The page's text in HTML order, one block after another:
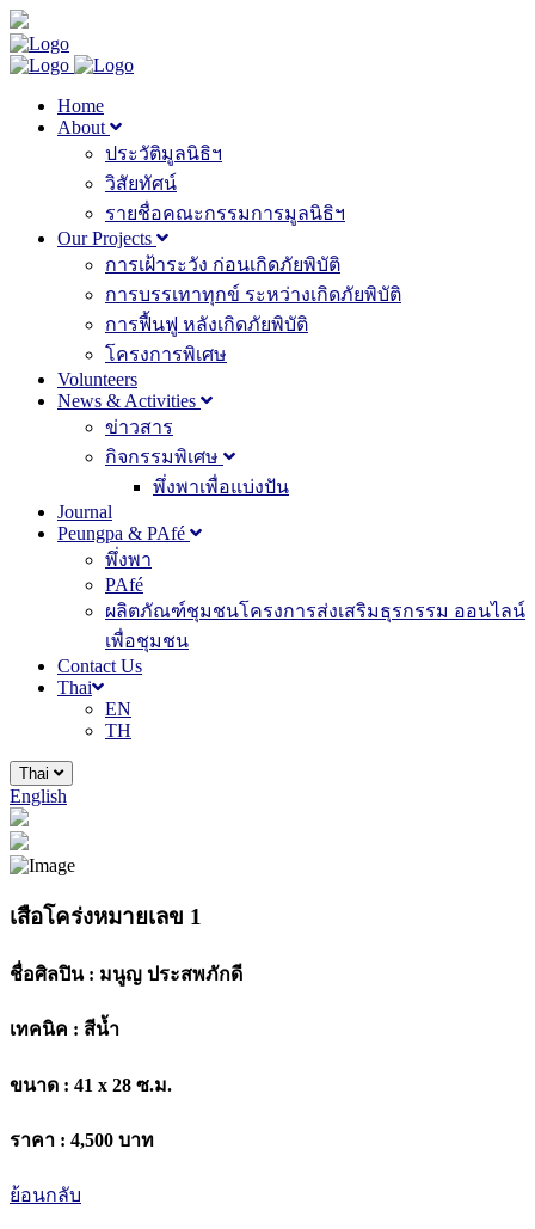
Home
About
ประวัติมูลนิธิฯ
วิสัยทัศน์
รายชื่อคณะกรรมการมูลนิธิฯ
Our Projects
การเฝ้าระวัง ก่อนเกิดภัยพิบัติ
การบรรเทาทุกข์ ระหว่างเกิดภัยพิบัติ
การฟื้นฟู หลังเกิดภัยพิบัติ
โครงการพิเศษ
Volunteers
News & Activities
ข่าวสาร
กิจกรรมพิเศษ
พึ่งพาเพื่อแบ่งปัน
Journal
Peungpa & PAfé
พึ่งพา
PAfé
ผลิตภัณฑ์ชุมชนโครงการส่งเสริมธุรกรรม ออนไลน์
เพื่อชุมชน
Contact Us
Thai
EN
TH
Thai
English
เสือโคร่งหมายเลข 1
ชื่อศิลปิน : มนูญ ประสพภักดี
เทคนิค : สีน้ำ
ขนาด : 41 x 28 ซ.ม.
ราคา : 4,500 บาท
ย้อนกลับ